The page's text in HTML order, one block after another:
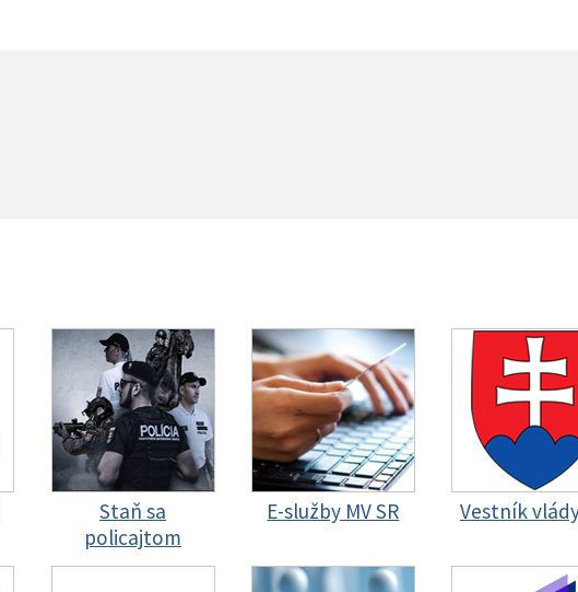
Staň sa
policajtom
E-služby MV SR Vestník